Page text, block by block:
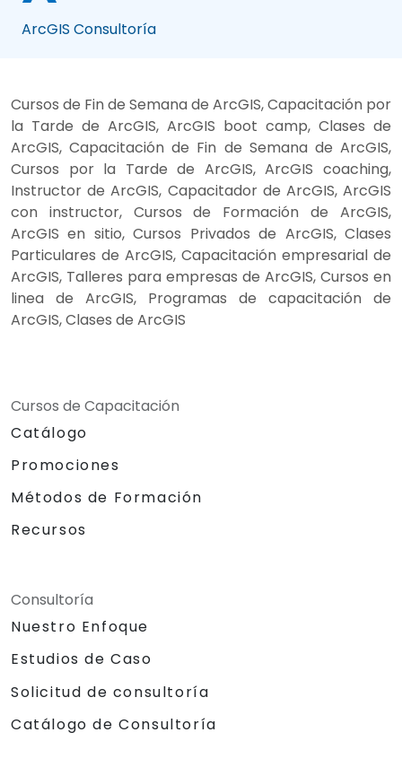
ArcGIS Consultoría
Cursos de Fin de Semana de ArcGIS, Capacitación por
la Tarde de ArcGIS, ArcGIS boot camp, Clases de
ArcGIS, Capacitación de Fin de Semana de ArcGIS,
Cursos por la Tarde de ArcGIS, ArcGIS coaching,
Instructor de ArcGIS, Capacitador de ArcGIS, ArcGIS
con instructor, Cursos de Formación de ArcGIS,
ArcGIS en sitio, Cursos Privados de ArcGIS, Clases
Particulares de ArcGIS, Capacitación empresarial de
ArcGIS, Talleres para empresas de ArcGIS, Cursos en
linea de ArcGIS, Programas de capacitación de
ArcGIS, Clases de ArcGIS
Cursos de Capacitación
Catálogo
Promociones
Métodos de Formación
Recursos
Consultoría
Nuestro Enfoque
Estudios de Caso
Solicitud de consultoría
Catálogo de Consultoría